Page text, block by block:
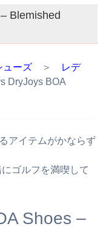
Blemished
ューズ＞
レデ
BOA
アイテムがかならず
ゴルフを満喫して
Shoes –